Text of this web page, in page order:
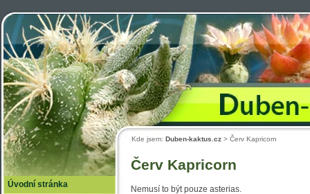
Červ Kapricorn
Nemusí to být pouze asterias.
Kde jsem: Duben-kaktus.cz > Červ Kapricorn
Úvodní stránka